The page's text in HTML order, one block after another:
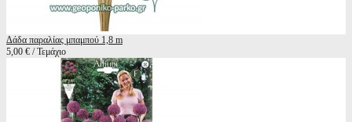
Δάδα παραλίας μπαμπού 1,8 m
5,00 € / Τεμάχιο